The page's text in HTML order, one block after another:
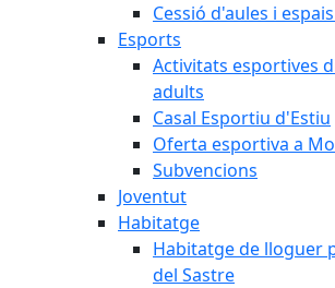
Cessió d'aules i
Esports
Activitats esportives
adults
Casal Esportiu d'Estiu
Oferta esportiva a
Subvencions
Joventut
Habitatge
Habitatge de lloguer
del Sastre